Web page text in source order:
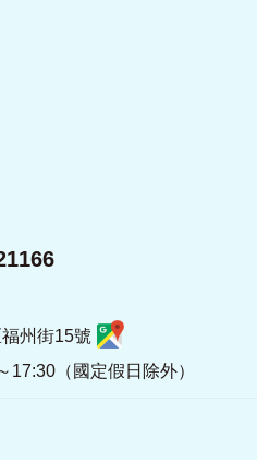
州街15號
17:30（國定假日除外）